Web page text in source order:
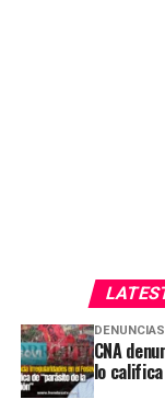
DENUNCIAS
CNA
lo